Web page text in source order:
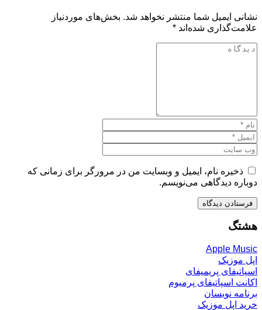
نشانی ایمیل شما منتشر نخواهد شد. بخش‌های موردنیاز
علامت‌گذاری شده‌اند *
ذخیره نام، ایمیل و وبسایت من در مرورگر برای زمانی که
دوباره دیدگاهی می‌نویسم.
هشتگ
Apple Music
اپل موزیک
اسپاتیفای پریمیفای
اکانت اسپاتیفای پرمیوم
برنامه نویسان
خرید اپل موزیک